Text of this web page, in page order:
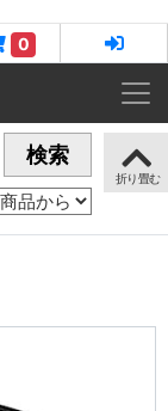
0
検索